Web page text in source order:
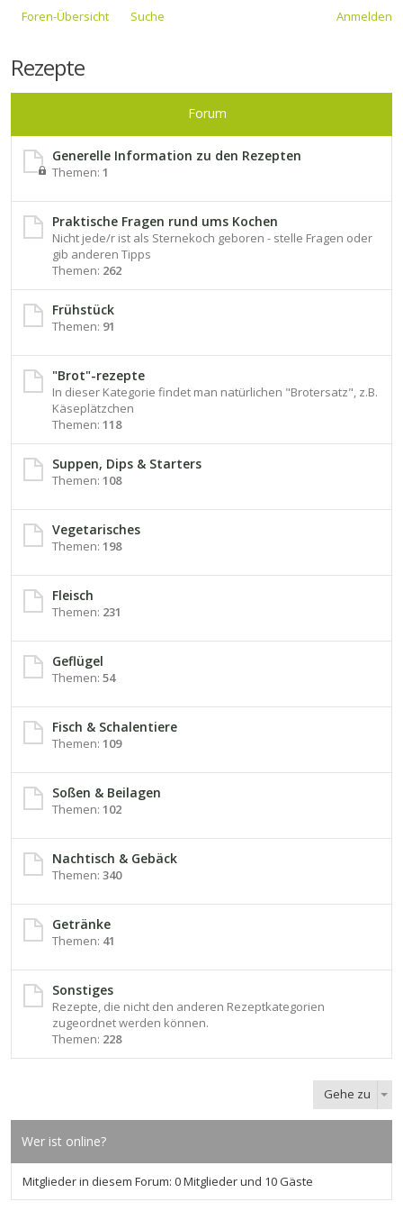
Foren-Übersicht Suche Anmelden
Rezepte
Forum
Generelle Information zu den Rezepten
Themen: 1
Praktische Fragen rund ums Kochen
Nicht jede/r ist als Sternekoch geboren - stelle Fragen oder
gib anderen Tipps
Themen: 262
Frühstück
Themen: 91
"Brot"-rezepte
In dieser Kategorie findet man natürlichen "Brotersatz", z.B.
Käseplätzchen
Themen: 118
Suppen, Dips & Starters
Themen: 108
Vegetarisches
Themen: 198
Fleisch
Themen: 231
Geflügel
Themen: 54
Fisch & Schalentiere
Themen: 109
Soßen & Beilagen
Themen: 102
Nachtisch & Gebäck
Themen: 340
Getränke
Themen: 41
Sonstiges
Rezepte, die nicht den anderen Rezeptkategorien
zugeordnet werden können.
Themen: 228
Gehe zu
Wer ist online?
Mitglieder in diesem Forum: 0 Mitglieder und 10 Gäste